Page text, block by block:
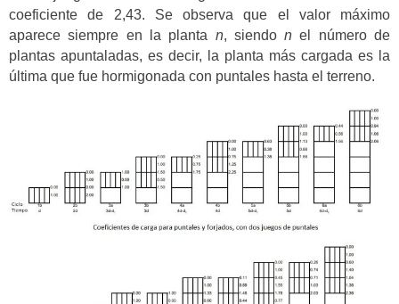
coeficiente de 2,43. Se observa que el valor máximo
aparece siempre en la planta n, siendon el número de
plantas apuntaladas, es decir, la planta más cargada es la
última que fue hormigonada con puntales hasta el terreno.